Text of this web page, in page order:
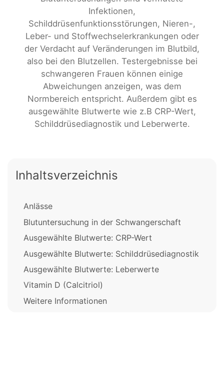
Infektionen,
Schilddrüsenfunktionsstörungen, Nieren-,
Leber- und Stoffwechselerkrankungen oder
der Verdacht auf Veränderungen im Blutbild,
also bei den Blutzellen. Testergebnisse bei
schwangeren Frauen können einige
Abweichungen anzeigen, was dem
Normbereich entspricht. Außerdem gibt es
ausgewählte Blutwerte wie z.B CRP-Wert,
Schilddrüsediagnostik und Leberwerte.
Inhaltsverzeichnis
Anlässe
Blutuntersuchung in der Schwangerschaft
Ausgewählte Blutwerte: CRP-Wert
Ausgewählte Blutwerte: Schilddrüsediagnostik
Ausgewählte Blutwerte: Leberwerte
Vitamin D (Calcitriol)
Weitere Informationen